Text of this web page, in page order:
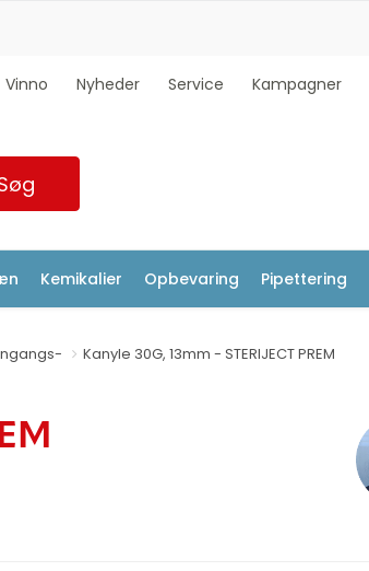
Vinno Nyheder Service Kampagner
Kemikalier Opbevaring Pipettering
Kanyle 30G, 13mm - STERIJECT PREM